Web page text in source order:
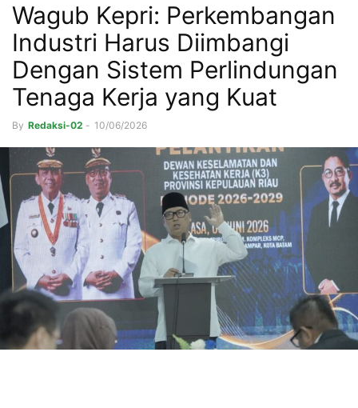
Wagub Kepri: Perkembangan
Industri Harus Diimbangi
Dengan Sistem Perlindungan
Tenaga Kerja yang Kuat
By Redaksi-02 - 10/06/2026